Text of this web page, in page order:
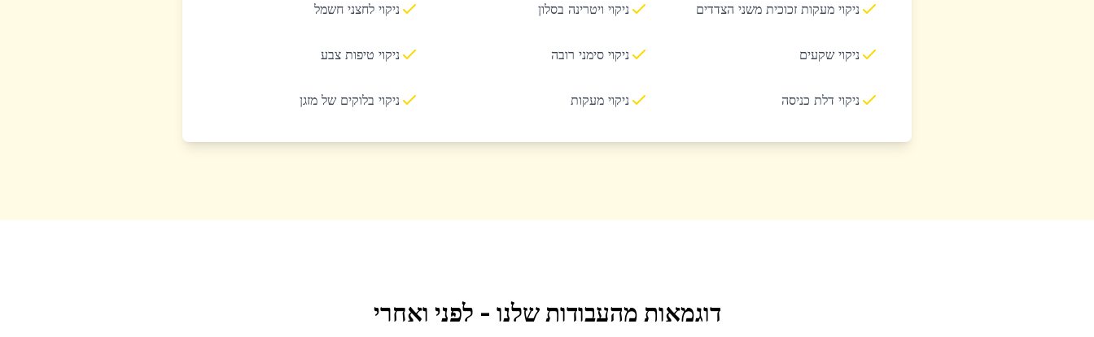
ניקוי מעקות זכוכית משני הצדדים ניקוי ויטרינה בסלון ניקוי לחצני חשמל
ניקוי שקעים ניקוי סימני רובה ניקוי טיפות צבע
ניקוי דלת כניסה ניקוי מעקות ניקוי בלוקים של מזגן
דוגמאות מהעבודות שלנו - לפני ואחרי